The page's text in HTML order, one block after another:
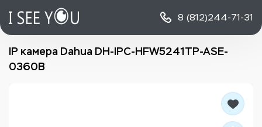
8 (812)244-71-31
IP камера Dahua DH-IPC-HFW5241TP-ASE-
0360B